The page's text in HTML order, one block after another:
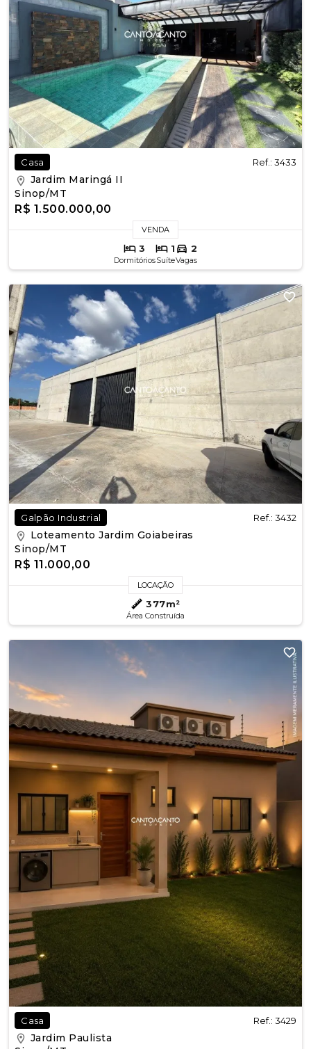
Casa Ref.: 3433
Jardim Maringá II
Sinop/MT
R$ 1.500.000,00
VENDA
3
Dormitórios
1
Suíte
2
Vagas
Galpão Industrial Ref.: 3432
Loteamento Jardim Goiabeiras
Sinop/MT
R$ 11.000,00
LOCAÇÃO
377m²
Área Construída
Casa Ref.: 3429
Jardim Paulista